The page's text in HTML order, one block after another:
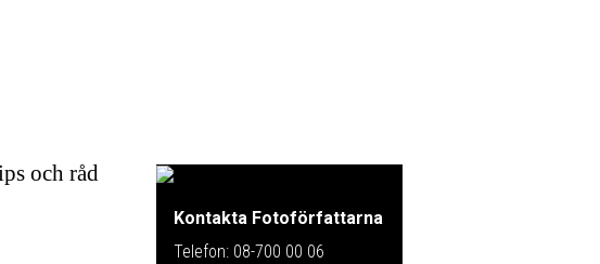
och råd
Kontakta Fotoförfattarna
Telefon: 08-700 00 06